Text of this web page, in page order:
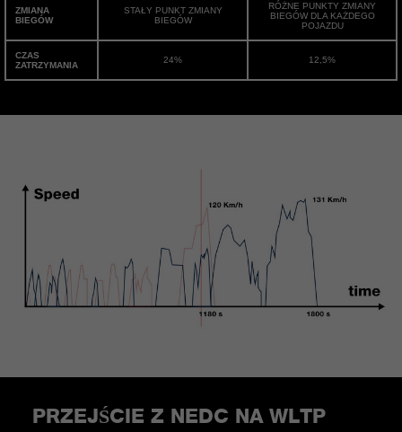
ZMIANA
BIEGÓW
STAŁY PUNKT ZMIANY
BIEGÓW
RÓŻNE PUNKTY ZMIANY
BIEGÓW DLA KAŻDEGO
POJAZDU
CZAS
ZATRZYMANIA
24% 12,5%
PRZEJŚCIE Z NEDC NA WLTP